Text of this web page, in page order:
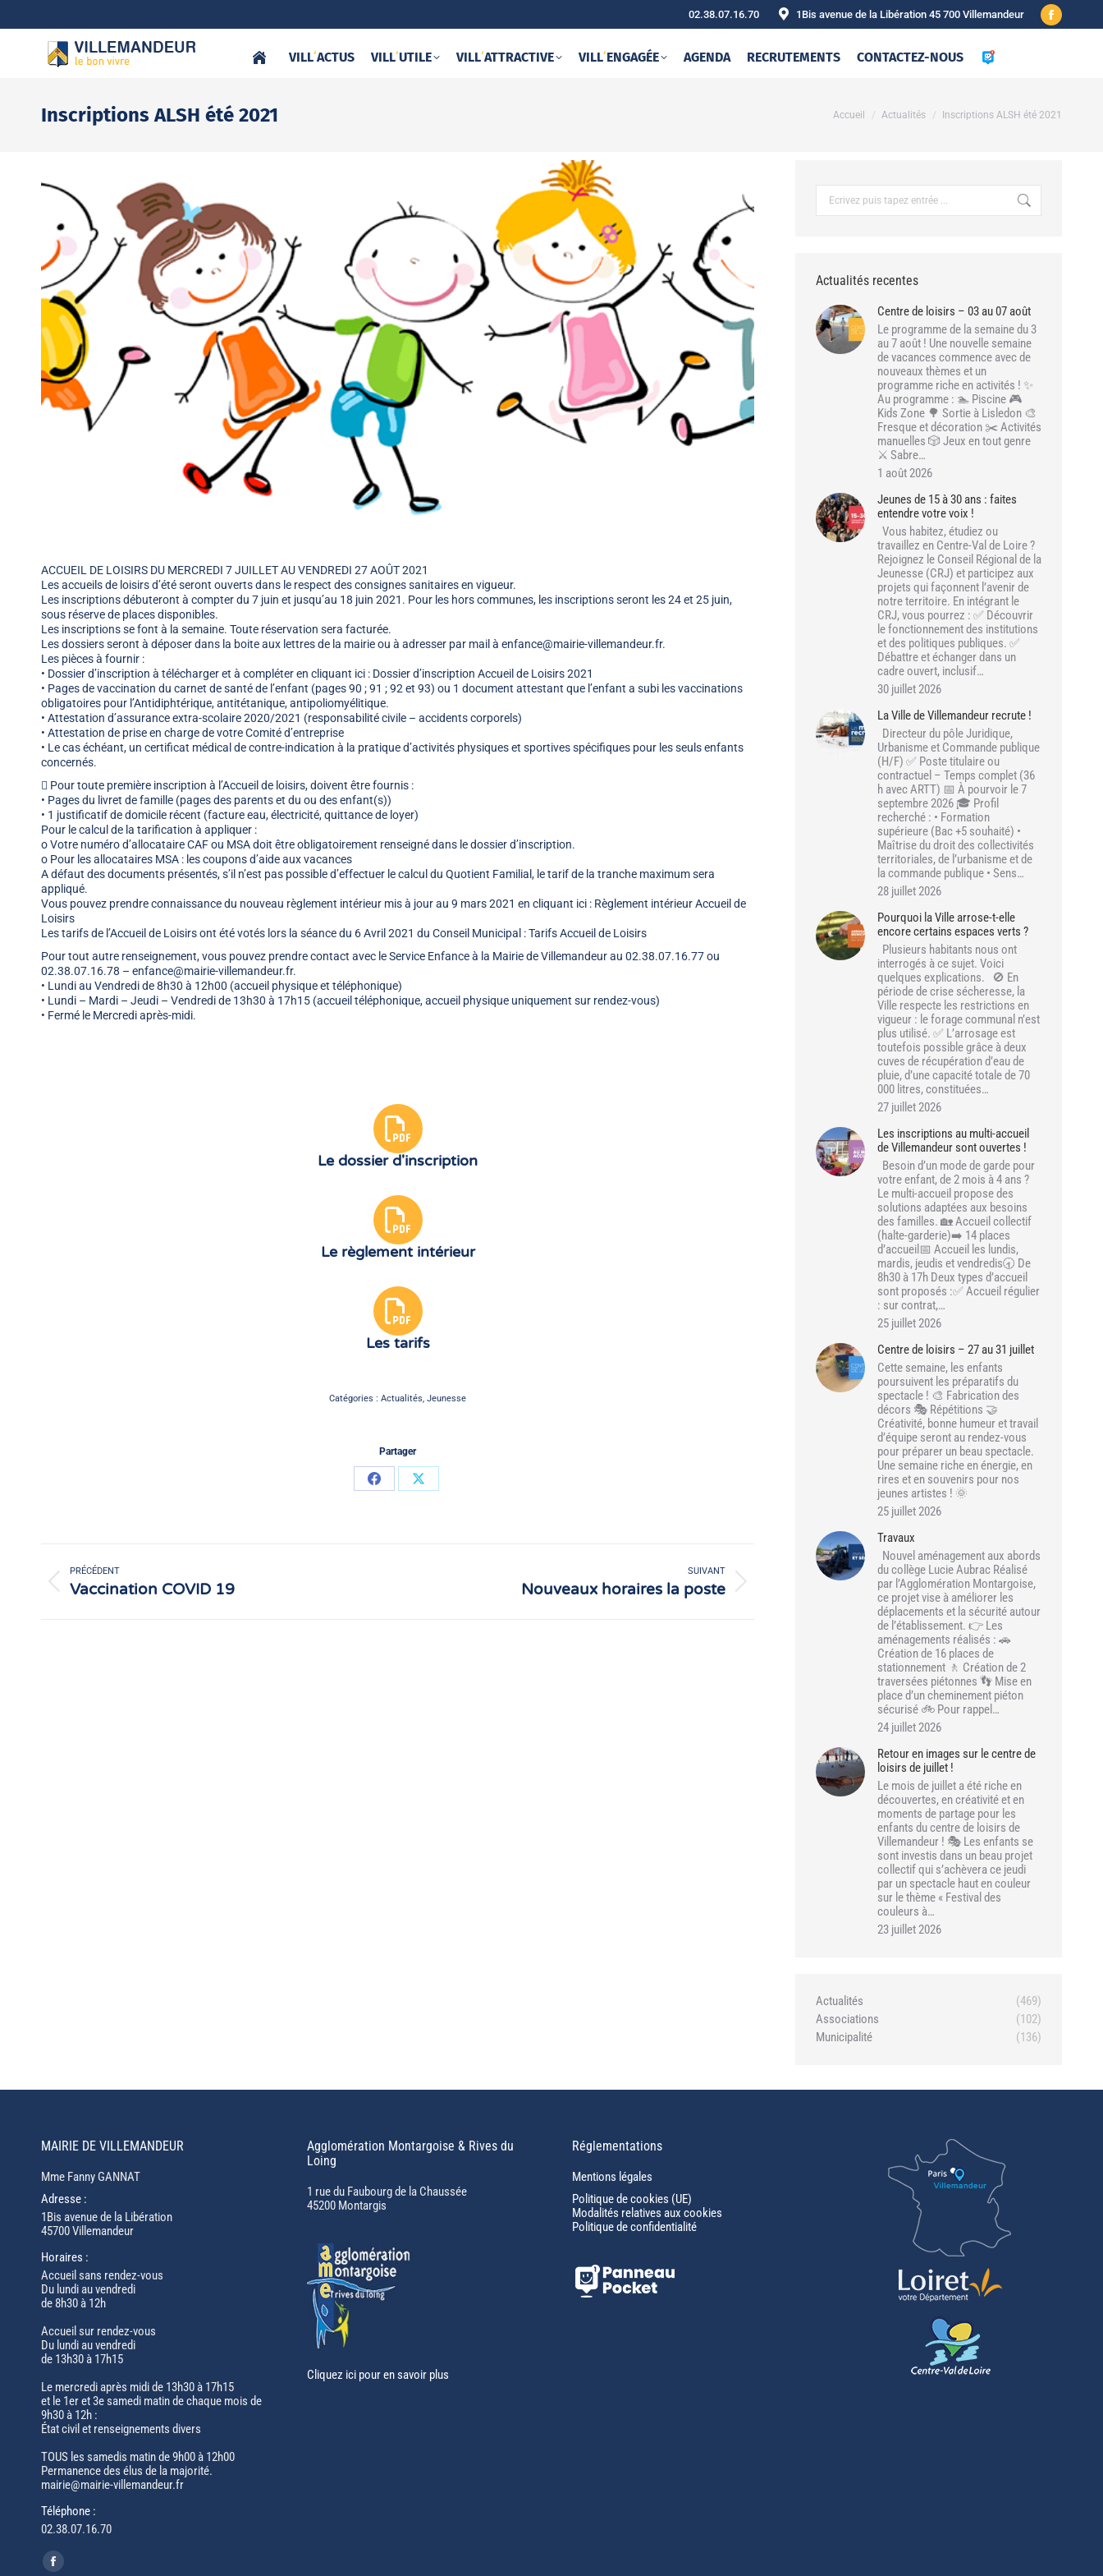
02.38.07.16.70 1Bis avenue de la Libération 45 700 Villemandeur
Facebook
new
VILL‘ACTUS VILL‘UTILE VILL‘ATTRACTIVE VILL‘ENGAGÉE AGENDA RECRUTEMENTS CONTACTEZ-NOUS
Inscriptions ALSH été 2021 Vous êtes ici :
Accueil Actualités Inscriptions ALSH été 2021
ACCUEIL DE LOISIRS DU MERCREDI 7 JUILLET AU VENDREDI 27 AOÛT 2021
Les accueils de loisirs d’été seront ouverts dans le respect des consignes sanitaires en vigueur.
Les inscriptions débuteront à compter du 7 juin et jusqu’au 18 juin 2021. Pour les hors communes, les inscriptions seront les 24 et 25 juin,
sous réserve de places disponibles.
Les inscriptions se font à la semaine. Toute réservation sera facturée.
Les dossiers seront à déposer dans la boite aux lettres de la mairie ou à adresser par mail à enfance@mairie-villemandeur.fr.
Les pièces à fournir :
• Dossier d’inscription à télécharger et à compléter en cliquant ici : Dossier d’inscription Accueil de Loisirs 2021
• Pages de vaccination du carnet de santé de l’enfant (pages 90 ; 91 ; 92 et 93) ou 1 document attestant que l’enfant a subi les vaccinations
obligatoires pour l’Antidiphtérique, antitétanique, antipoliomyélitique.
• Attestation d’assurance extra-scolaire 2020/2021 (responsabilité civile – accidents corporels)
• Attestation de prise en charge de votre Comité d’entreprise
• Le cas échéant, un certificat médical de contre-indication à la pratique d’activités physiques et sportives spécifiques pour les seuls enfants
concernés.
 Pour toute première inscription à l’Accueil de loisirs, doivent être fournis :
• Pages du livret de famille (pages des parents et du ou des enfant(s))
• 1 justificatif de domicile récent (facture eau, électricité, quittance de loyer)
Pour le calcul de la tarification à appliquer :
o Votre numéro d’allocataire CAF ou MSA doit être obligatoirement renseigné dans le dossier d’inscription.
o Pour les allocataires MSA : les coupons d’aide aux vacances
A défaut des documents présentés, s’il n’est pas possible d’effectuer le calcul du Quotient Familial, le tarif de la tranche maximum sera
appliqué.
Vous pouvez prendre connaissance du nouveau règlement intérieur mis à jour au 9 mars 2021 en cliquant ici : Règlement intérieur Accueil de
Loisirs
Les tarifs de l’Accueil de Loisirs ont été votés lors la séance du 6 Avril 2021 du Conseil Municipal : Tarifs Accueil de Loisirs
Pour tout autre renseignement, vous pouvez prendre contact avec le Service Enfance à la Mairie de Villemandeur au 02.38.07.16.77 ou
02.38.07.16.78 – enfance@mairie-villemandeur.fr.
• Lundi au Vendredi de 8h30 à 12h00 (accueil physique et téléphonique)
• Lundi – Mardi – Jeudi – Vendredi de 13h30 à 17h15 (accueil téléphonique, accueil physique uniquement sur rendez-vous)
• Fermé le Mercredi après-midi.
Le dossier d'inscription
Le règlement intérieur
Les tarifs
Catégories : Actualités Jeunesse
Partager
PartagerPartager
articlePRÉCÉDENT
Article
Vaccination COVID 19
SUIVANT
Nouveaux horaires la poste
Actualités recentes
Centre de loisirs – 03 au 07 août
Le programme de la semaine du 3
au 7 août ! Une nouvelle semaine
de vacances commence avec de
nouveaux thèmes et un
programme riche en activités ! ✨
Au programme : 🏊 Piscine 🎮
Kids Zone 🌳 Sortie à Lisledon 🎨
Fresque et décoration ✂️ Activités
manuelles 🎲 Jeux en tout genre
⚔️ Sabre…
1 août 2026
Jeunes de 15 à 30 ans : faites
entendre votre voix !
Vous habitez, étudiez ou
travaillez en Centre-Val de Loire ?
Rejoignez le Conseil Régional de la
Jeunesse (CRJ) et participez aux
projets qui façonnent l’avenir de
notre territoire. En intégrant le
CRJ, vous pourrez : ✅ Découvrir
le fonctionnement des institutions
et des politiques publiques. ✅
Débattre et échanger dans un
cadre ouvert, inclusif…
30 juillet 2026
La Ville de Villemandeur recrute !
Directeur du pôle Juridique,
Urbanisme et Commande publique
(H/F) ✅ Poste titulaire ou
contractuel – Temps complet (36
h avec ARTT) 📅 À pourvoir le 7
septembre 2026 🎓 Profil
recherché : • Formation
supérieure (Bac +5 souhaité) •
Maîtrise du droit des collectivités
territoriales, de l’urbanisme et de
la commande publique • Sens…
28 juillet 2026
Pourquoi la Ville arrose-t-elle
encore certains espaces verts ?
Plusieurs habitants nous ont
interrogés à ce sujet. Voici
quelques explications. 🚫 En
période de crise sécheresse, la
Ville respecte les restrictions en
vigueur : le forage communal n’est
plus utilisé. ✅ L’arrosage est
toutefois possible grâce à deux
cuves de récupération d’eau de
pluie, d’une capacité totale de 70
000 litres, constituées…
27 juillet 2026
Les inscriptions au multi-accueil
de Villemandeur sont ouvertes !
Besoin d’un mode de garde pour
votre enfant, de 2 mois à 4 ans ?
Le multi-accueil propose des
solutions adaptées aux besoins
des familles. 🏡 Accueil collectif
(halte-garderie)➡️ 14 places
d’accueil📅 Accueil les lundis,
mardis, jeudis et vendredis🕣 De
8h30 à 17h Deux types d’accueil
sont proposés :✅ Accueil régulier
: sur contrat,…
25 juillet 2026
Centre de loisirs – 27 au 31 juillet
Cette semaine, les enfants
poursuivent les préparatifs du
spectacle ! 🎨 Fabrication des
décors 🎭 Répétitions 🤝
Créativité, bonne humeur et travail
d’équipe seront au rendez-vous
pour préparer un beau spectacle.
Une semaine riche en énergie, en
rires et en souvenirs pour nos
jeunes artistes ! 🌞
25 juillet 2026
Travaux
Nouvel aménagement aux abords
du collège Lucie Aubrac Réalisé
par l’Agglomération Montargoise,
ce projet vise à améliorer les
déplacements et la sécurité autour
de l’établissement. 👉 Les
aménagements réalisés : 🚗
Création de 16 places de
stationnement 🚶 Création de 2
traversées piétonnes 👣 Mise en
place d’un cheminement piéton
sécurisé 🚲 Pour rappel…
24 juillet 2026
Retour en images sur le centre de
loisirs de juillet !
Le mois de juillet a été riche en
découvertes, en créativité et en
moments de partage pour les
enfants du centre de loisirs de
Villemandeur ! 🎭 Les enfants se
sont investis dans un beau projet
collectif qui s’achèvera ce jeudi
par un spectacle haut en couleur
sur le thème « Festival des
couleurs à…
23 juillet 2026
Actualités
(469)
Associations
(102)
Municipalité
(136)
MAIRIE DE VILLEMANDEUR
Mme Fanny GANNAT
Adresse :
1Bis avenue de la Libération
45700 Villemandeur
Horaires :
Accueil sans rendez-vous
Du lundi au vendredi
de 8h30 à 12h
Accueil sur rendez-vous
Du lundi au vendredi
de 13h30 à 17h15
Le mercredi après midi de 13h30 à 17h15
et le 1er et 3e samedi matin de chaque mois de
9h30 à 12h :
État civil et renseignements divers
TOUS les samedis matin de 9h00 à 12h00
Permanence des élus de la majorité.
mairie@mairie-villemandeur.fr
Téléphone :
02.38.07.16.70
Trouvez nous sur :
Facebook
Agglomération Montargoise & Rives du
Loing
1 rue du Faubourg de la Chaussée
45200 Montargis
Cliquez ici pour en savoir plus
Réglementations
Mentions légales
Politique de cookies (UE)
Modalités relatives aux cookies
Politique de confidentialité